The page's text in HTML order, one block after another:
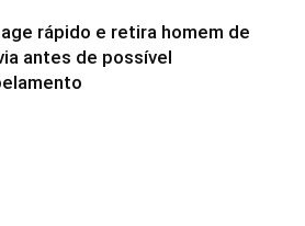
age rápido e retira homem de
antes de possível